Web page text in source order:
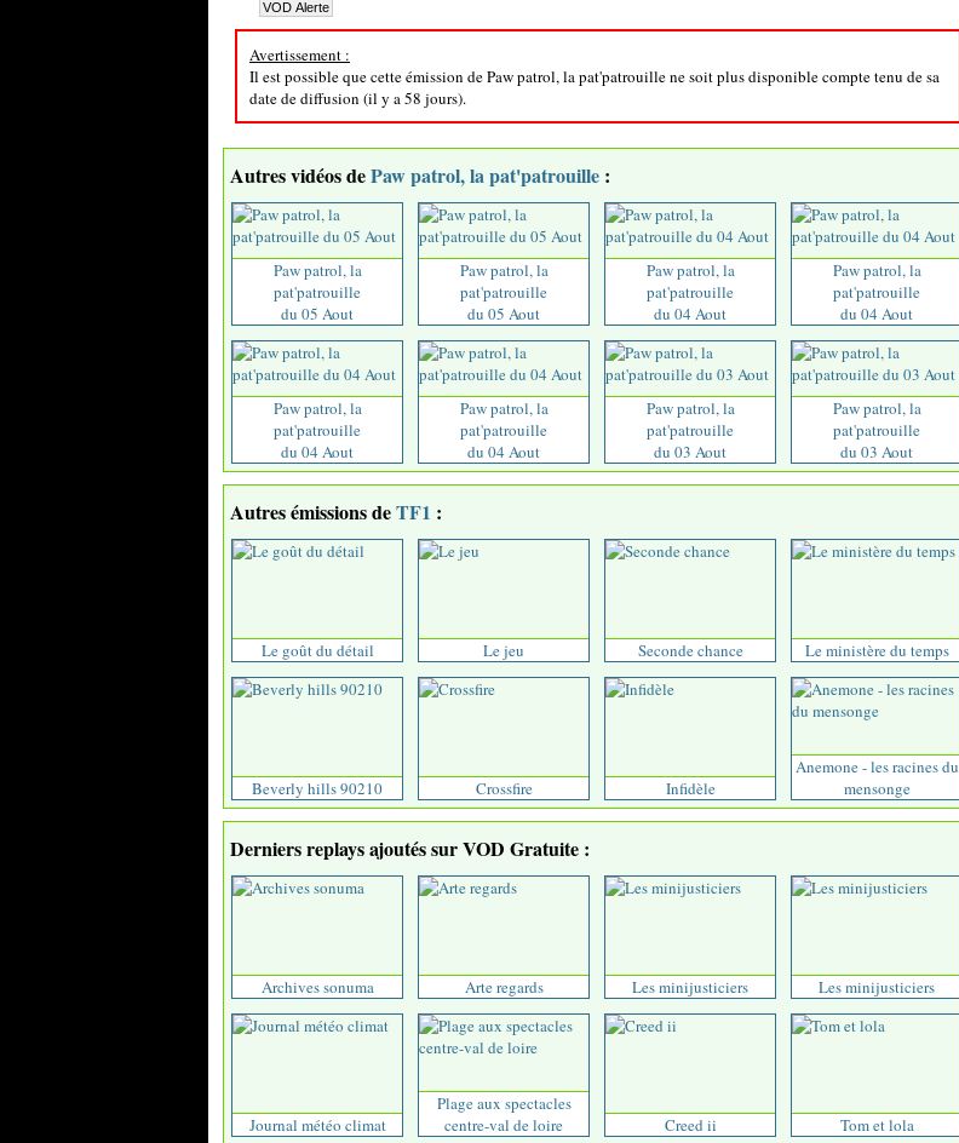
Avertissement :
Il est possible que cette émission de Paw patrol, la pat'patrouille ne soit plus disponible compte tenu de sa
date de diffusion (il y a 58 jours).
Autres vidéos dePaw patrol, la pat'patrouille :
Paw patrol, la
pat'patrouille
du 05 Aout
Paw patrol, la
pat'patrouille
du 05 Aout
Paw patrol, la
pat'patrouille
du 04 Aout
Paw patrol, la
pat'patrouille
du 04 Aout
Paw patrol, la
pat'patrouille
du 04 Aout
Paw patrol, la
pat'patrouille
du 04 Aout
Paw patrol, la
pat'patrouille
du 03 Aout
Paw patrol, la
pat'patrouille
du 03 Aout
Autres émissions deTF1 :
Le goût du détail Le jeu Seconde chance Le ministère du temps
Beverly hills 90210 Crossfire Infidèle
Anemone - les racines du
mensonge
Derniers replays ajoutés sur VOD Gratuite :
Archives sonuma Arte regards Les minijusticiers Les minijusticiers
Journal météo climat
Plage aux spectacles
centre-val de loire
Creed ii Tom et lola